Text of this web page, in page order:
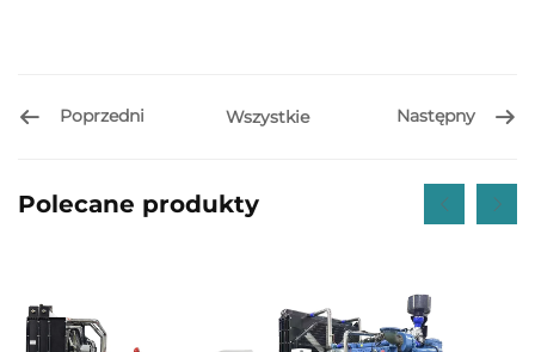
Poprzedni Wszystkie Następny
Polecane produkty